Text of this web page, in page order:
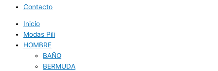
Contacto
Inicio
Modas Pili
HOMBRE
BAÑO
BERMUDA